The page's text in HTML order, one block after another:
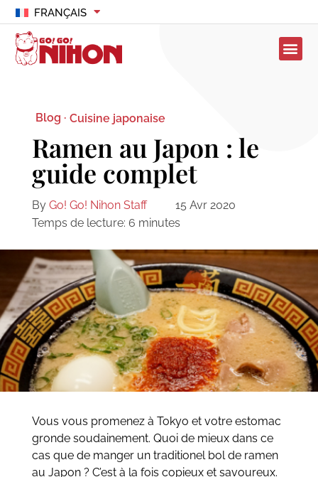
FRANÇAIS
Blog · Cuisine japonaise
Ramen au Japon : le
guide complet
By Go! Go! Nihon Staff
15 Avr 2020
Temps de lecture: 6 minutes
Vous vous promenez à Tokyo et votre estomac
gronde soudainement. Quoi de mieux dans ce
cas que de manger un traditionel bol de ramen
au Japon ? C’est à la fois copieux et savoureux.